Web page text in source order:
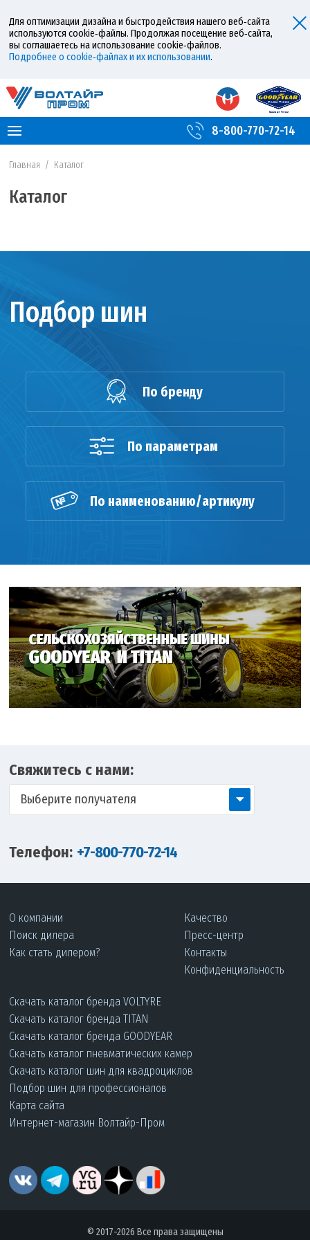
Для оптимизации дизайна и быстродействия нашего веб‑сайта
используются cookie‑файлы. Продолжая посещение веб‑сайта,
вы соглашаетесь на использование cookie‑файлов.
Подробнее о cookie‑файлах и их использовании.
8-800-770-72-14
Главная / Каталог
Каталог
Подбор шин
По бренду
По параметрам
По наименованию/артикулу
Свяжитесь с нами:
Выберите получателя
Телефон: +7-800-770-72-14
О компании
Поиск дилера
Как стать дилером?
Качество
Пресс-центр
Контакты
Конфиденциальность
Скачать каталог бренда VOLTYRE
Скачать каталог бренда TITAN
Скачать каталог бренда GOODYEAR
Скачать каталог пневматических камер
Скачать каталог шин для квадроциклов
Подбор шин для профессионалов
Карта сайта
Интернет-магазин Волтайр-Пром
© 2017-2026 Все права защищены